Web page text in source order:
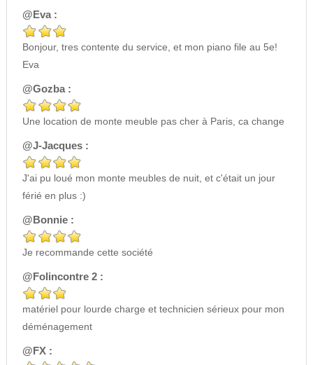
@Eva :
Bonjour, tres contente du service, et mon piano file au 5e!
Eva
@Gozba :
Une location de monte meuble pas cher à Paris, ca change
@J-Jacques :
J'ai pu loué mon monte meubles de nuit, et c'était un jour
férié en plus :)
@Bonnie :
Je recommande cette société
@Folincontre 2 :
matériel pour lourde charge et technicien sérieux pour mon
déménagement
@FX :